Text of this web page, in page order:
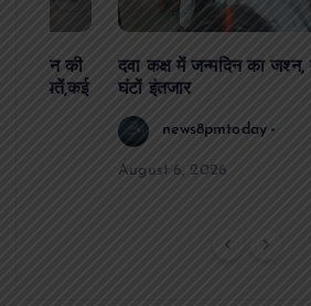
की
शिकायतें,कई
दवा कक्ष में जन्मदिन का जश्न,
घंटों इंतजार
news8pmtoday
August 6, 2026